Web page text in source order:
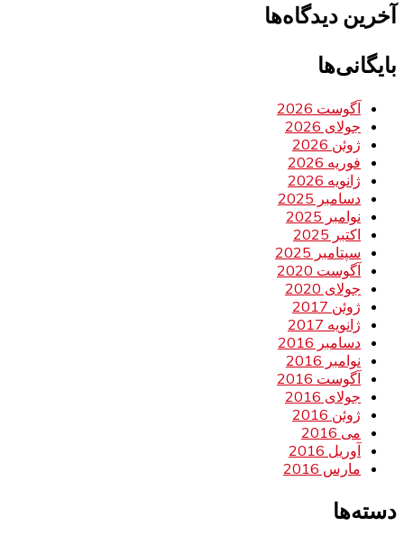
آخرین دیدگاه‌ها
بایگانی‌ها
آگوست 2026
جولای 2026
ژوئن 2026
فوریه 2026
ژانویه 2026
دسامبر 2025
نوامبر 2025
اکتبر 2025
سپتامبر 2025
آگوست 2020
جولای 2020
ژوئن 2017
ژانویه 2017
دسامبر 2016
نوامبر 2016
آگوست 2016
جولای 2016
ژوئن 2016
می 2016
آوریل 2016
مارس 2016
دسته‌ها